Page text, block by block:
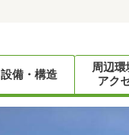
設備・構造
周辺環
アク